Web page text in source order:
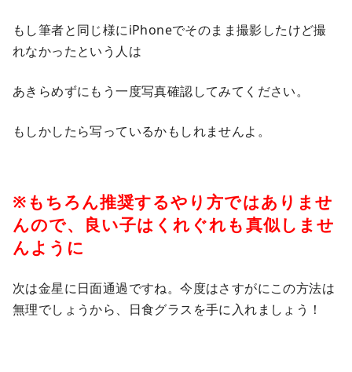
もし筆者と同じ様にiPhoneでそのまま撮影したけど撮
れなかったという人は
あきらめずにもう一度写真確認してみてください。
もしかしたら写っているかもしれませんよ。
※もちろん推奨するやり方ではありませ
んので、良い子はくれぐれも真似しませ
んように
次は金星に日面通過ですね。今度はさすがにこの方法は
無理でしょうから、日食グラスを手に入れましょう！